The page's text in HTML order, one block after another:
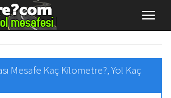
Mesafe Kaç Kilometre?, Yol Kaç